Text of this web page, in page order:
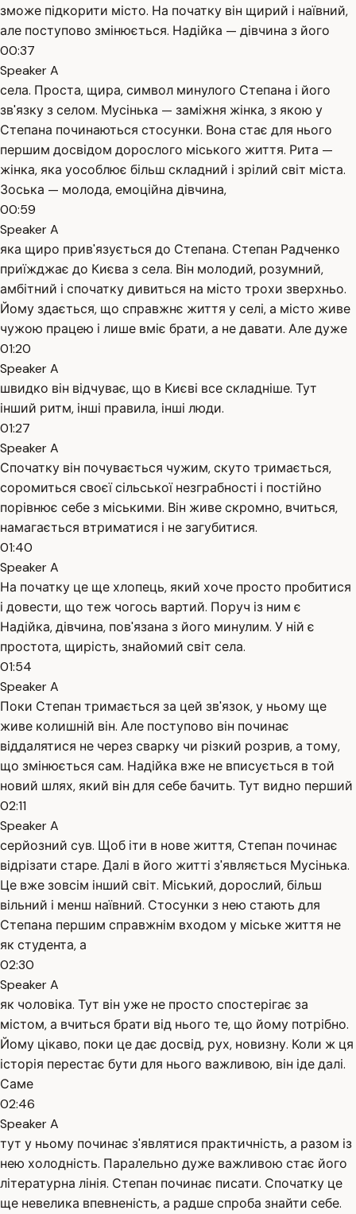
зможе підкорити місто. На початку він щирий і наївний,
але поступово змінюється. Надійка — дівчина з його
00:37
Speaker A
села. Проста, щира, символ минулого Степана і його
зв'язку з селом. Мусінька — заміжня жінка, з якою у
Степана починаються стосунки. Вона стає для нього
першим досвідом дорослого міського життя. Рита —
жінка, яка уособлює більш складний і зрілий світ міста.
Зоська — молода, емоційна дівчина,
00:59
Speaker A
яка щиро прив'язується до Степана. Степан Радченко
приїжджає до Києва з села. Він молодий, розумний,
амбітний і спочатку дивиться на місто трохи зверхньо.
Йому здається, що справжнє життя у селі, а місто живе
чужою працею і лише вміє брати, а не давати. Але дуже
01:20
Speaker A
швидко він відчуває, що в Києві все складніше. Тут
інший ритм, інші правила, інші люди.
01:27
Speaker A
Спочатку він почувається чужим, скуто тримається,
соромиться своєї сільської незграбності і постійно
порівнює себе з міськими. Він живе скромно, вчиться,
намагається втриматися і не загубитися.
01:40
Speaker A
На початку це ще хлопець, який хоче просто пробитися
і довести, що теж чогось вартий. Поруч із ним є
Надійка, дівчина, пов'язана з його минулим. У ній є
простота, щирість, знайомий світ села.
01:54
Speaker A
Поки Степан тримається за цей зв'язок, у ньому ще
живе колишній він. Але поступово він починає
віддалятися не через сварку чи різкий розрив, а тому,
що змінюється сам. Надійка вже не вписується в той
новий шлях, який він для себе бачить. Тут видно перший
02:11
Speaker A
серйозний сув. Щоб іти в нове життя, Степан починає
відрізати старе. Далі в його житті з'являється Мусінька.
Це вже зовсім інший світ. Міський, дорослий, більш
вільний і менш наївний. Стосунки з нею стають для
Степана першим справжнім входом у міське життя не
як студента, а
02:30
Speaker A
як чоловіка. Тут він уже не просто спостерігає за
містом, а вчиться брати від нього те, що йому потрібно.
Йому цікаво, поки це дає досвід, рух, новизну. Коли ж ця
історія перестає бути для нього важливою, він іде далі.
Саме
02:46
Speaker A
тут у ньому починає з'являтися практичність, а разом із
нею холодність. Паралельно дуже важливою стає його
літературна лінія. Степан починає писати. Спочатку це
ще невелика впевненість, а радше спроба знайти себе.